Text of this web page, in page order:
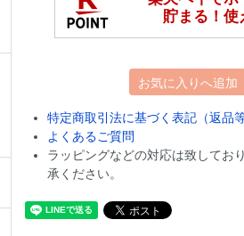
お気に入りへ追加
特定商取引法に基づく表記（返品等
よくあるご質問
ラッピングなどの対応は致してお
承ください。